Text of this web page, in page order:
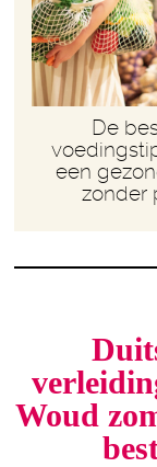
De
een
zonder
Woud